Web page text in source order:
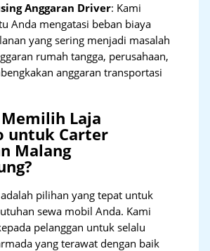
Anggaran Driver: Kami
Anda mengatasi beban biaya
yang sering menjadi masalah
rumah tangga, perusahaan,
anggaran transportasi
Laja
untuk Carter
Malang
pilihan yang tepat untuk
sewa mobil Anda. Kami
pelanggan untuk selalu
yang terawat dengan baik